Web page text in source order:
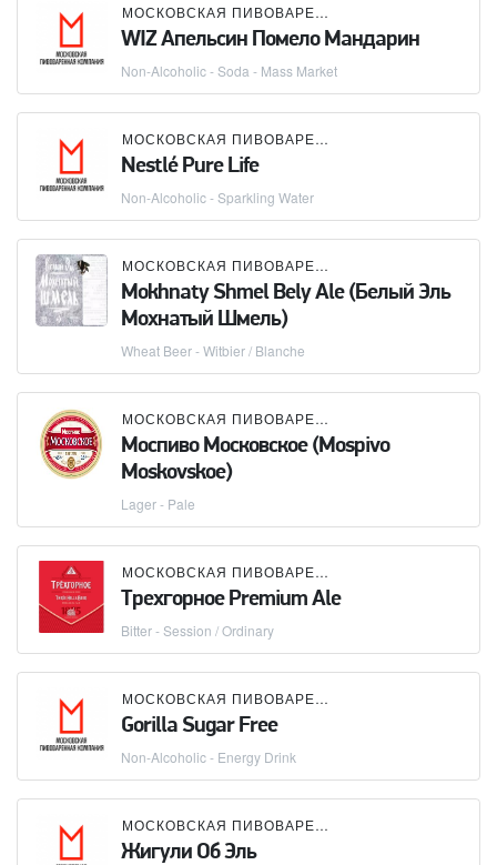
МОСКОВСКАЯ ПИВОВАРЕННАЯ КОМПАНИЯ (МПК)
WIZ Апельсин Помело Мандарин
Non-Alcoholic - Soda - Mass Market
МОСКОВСКАЯ ПИВОВАРЕННАЯ КОМПАНИЯ (МПК)
Nestlé Pure Life
Non-Alcoholic - Sparkling Water
МОСКОВСКАЯ ПИВОВАРЕННАЯ КОМПАНИЯ (МПК)
Mokhnaty Shmel Bely Ale (Белый Эль
Мохнатый Шмель)
Wheat Beer - Witbier / Blanche
МОСКОВСКАЯ ПИВОВАРЕННАЯ КОМПАНИЯ (МПК)
Моспиво Московское (Mospivo
Moskovskoe)
Lager - Pale
МОСКОВСКАЯ ПИВОВАРЕННАЯ КОМПАНИЯ (МПК)
Трехгорное Premium Ale
Bitter - Session / Ordinary
МОСКОВСКАЯ ПИВОВАРЕННАЯ КОМПАНИЯ (МПК)
Gorilla Sugar Free
Non-Alcoholic - Energy Drink
МОСКОВСКАЯ ПИВОВАРЕННАЯ КОМПАНИЯ (МПК)
Жигули Об Эль